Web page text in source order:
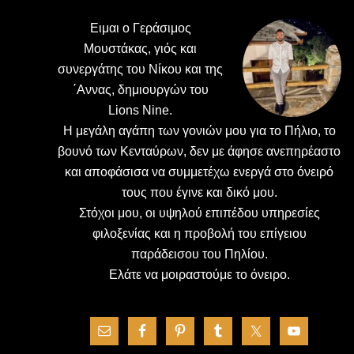
Ειμαι ο Γεράσιμος
Μουστάκας, γιός και
συνεργάτης του Νίκου και της
΄Αννας, δημιουργών του
Lions Nine.
H μεγάλη αγάπη των γονιών μου για το Πήλιο, το
βουνό των Κενταύρων, δεν με άφησε ανεπηρέαστο
και αποφάσισα να συμμετέχω ενεργά στο όνειρό
τους που έγινε και δικό μου.
Στόχοι μου, οι υψηλού επιπέδου υπηρεσίες
φιλοξενίας και η προβολή του επίγειου
παράδεισου του Πηλίου.
Ελάτε να μοιραστούμε το όνειρο.